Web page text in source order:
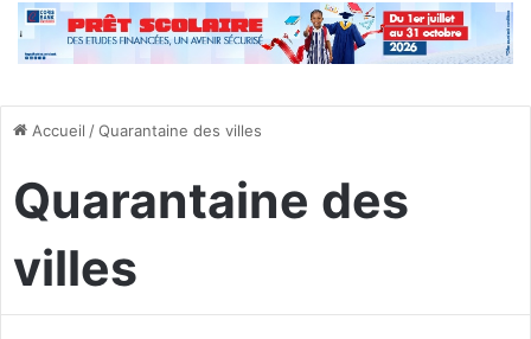
Accueil /Quarantaine des villes
Quarantaine des
villes